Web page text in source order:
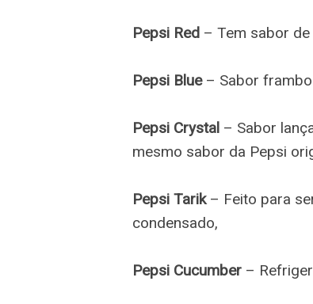
Pepsi Red – Tem sabor
Pepsi Blue– Sabor
Pepsi Crystal – Sabor
mesmo sabor da Pepsi
Pepsi Tarik– Feito para
condensado,
Pepsi Cucumber –